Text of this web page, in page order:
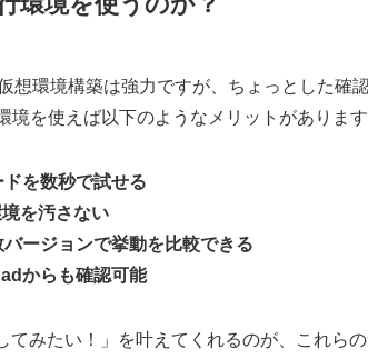
想環境構築は強力ですが、ちょっとした確
境を使えば以下のようなメリットがあります
ドを数秒で試せる
を汚さない
バージョンで挙動を比較できる
からも確認可能
てみたい！」を叶えてくれるのが、これら